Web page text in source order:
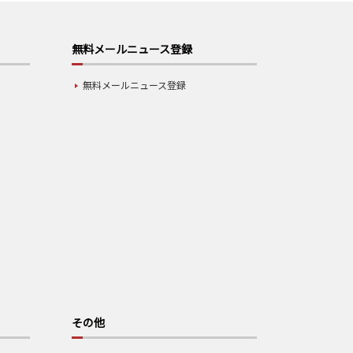
無料メールニュース登録
無料メールニュース登録
その他